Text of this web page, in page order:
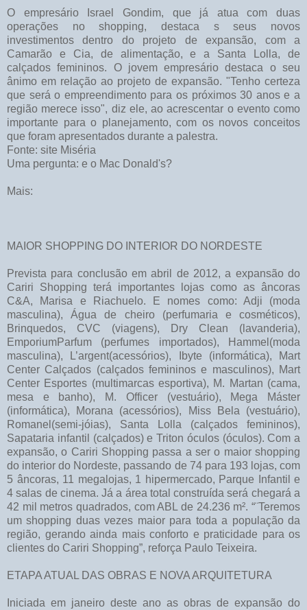
O empresário Israel Gondim, que já atua com duas
operações no shopping, destaca s seus novos
investimentos dentro do projeto de expansão, com a
Camarão e Cia, de alimentação, e a Santa Lolla, de
calçados femininos. O jovem empresário destaca o seu
ânimo em relação ao projeto de expansão. "Tenho certeza
que será o empreendimento para os próximos 30 anos e a
região merece isso", diz ele, ao acrescentar o evento como
importante para o planejamento, com os novos conceitos
que foram apresentados durante a palestra.
Fonte: site Miséria
Uma pergunta: e o Mac Donald's?
Mais:
MAIOR SHOPPING DO INTERIOR DO NORDESTE
Prevista para conclusão em abril de 2012, a expansão do
Cariri Shopping terá importantes lojas como as âncoras
C&A, Marisa e Riachuelo. E nomes como: Adji (moda
masculina), Água de cheiro (perfumaria e cosméticos),
Brinquedos, CVC (viagens), Dry Clean (lavanderia),
EmporiumParfum (perfumes importados), Hammel(moda
masculina), L’argent(acessórios), Ibyte (informática), Mart
Center Calçados (calçados femininos e masculinos), Mart
Center Esportes (multimarcas esportiva), M. Martan (cama,
mesa e banho), M. Officer (vestuário), Mega Máster
(informática), Morana (acessórios), Miss Bela (vestuário),
Romanel(semi-jóias), Santa Lolla (calçados femininos),
Sapataria infantil (calçados) e Triton óculos (óculos). Com a
expansão, o Cariri Shopping passa a ser o maior shopping
do interior do Nordeste, passando de 74 para 193 lojas, com
5 âncoras, 11 megalojas, 1 hipermercado, Parque Infantil e
4 salas de cinema. Já a área total construída será chegará a
42 mil metros quadrados, com ABL de 24.236 m². “¨Teremos
um shopping duas vezes maior para toda a população da
região, gerando ainda mais conforto e praticidade para os
clientes do Cariri Shopping”, reforça Paulo Teixeira.
ETAPA ATUAL DAS OBRAS E NOVA ARQUITETURA
Iniciada em janeiro deste ano as obras de expansão do